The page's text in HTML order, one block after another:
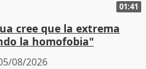
01:41
cree que la extrema
la homofobia"
08/2026